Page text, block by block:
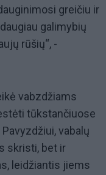
greičiu ir
galimybių
rūšių“, -
vabzdžiams
tūkstančiuose
vabalų
skristi, bet ir
leidžiantis jiems